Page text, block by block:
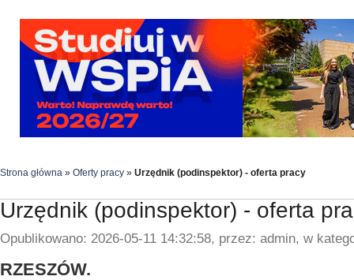
Strona główna » Oferty pracy » Urzędnik (podinspektor) - oferta pracy
Urzędnik (podinspektor) - oferta
Opublikowano: 2026-05-11 14:32:58, przez: admin, w
RZESZÓW.